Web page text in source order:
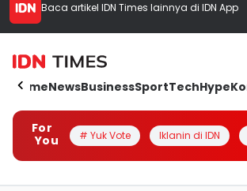
Baca artikel IDN Times lainnya di IDN App
HomeNewsBusinessSportTechHype
For
You
# Yuk Vote Iklanin di IDN